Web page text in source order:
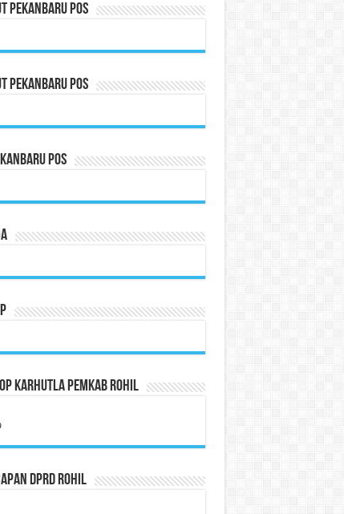
Pekanbaru Pos
Pekanbaru Pos
Pos
Karhutla Pemkab Rohil
DPRD Rohil